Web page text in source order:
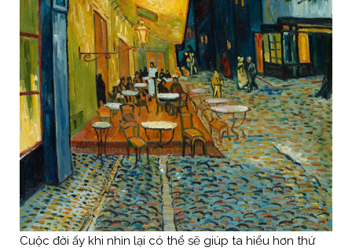
Cuộc đời ấy khi nhìn lại có thể sẽ giúp ta hiểu hơn thứ